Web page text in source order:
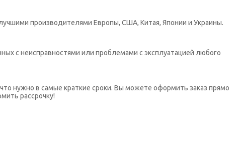
производителями Европы, США, Китая, Японии и Украины.
с неисправностями или проблемами с эксплуатацией любого
нужно в самые краткие сроки. Вы можете оформить заказ прямо
рассрочку!